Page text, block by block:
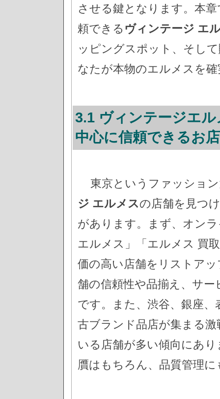
させる鍵となります。本
頼できる ヴィンテージ エ
ッピングスポット、そし
なたが本物のエルメスを
3.1 ヴィンテージエ
中心に信頼できるお
東京というファッショ
ジ エルメスの店舗を見つ
があります。まず、オン
エルメス」「エルメス 買
価の高い店舗をリストア
舗の信頼性や品揃え、サ
です。また、渋谷、銀座
古ブランド品店が集まる
いる店舗が多い傾向にあ
贋はもちろん、品質管理